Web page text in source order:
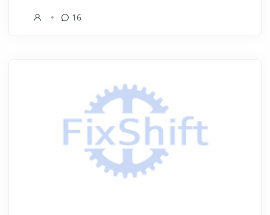
16